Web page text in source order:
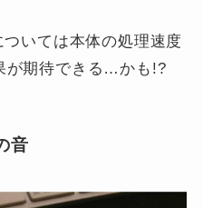
いては本体の処理速度
が期待できる…かも!?
音